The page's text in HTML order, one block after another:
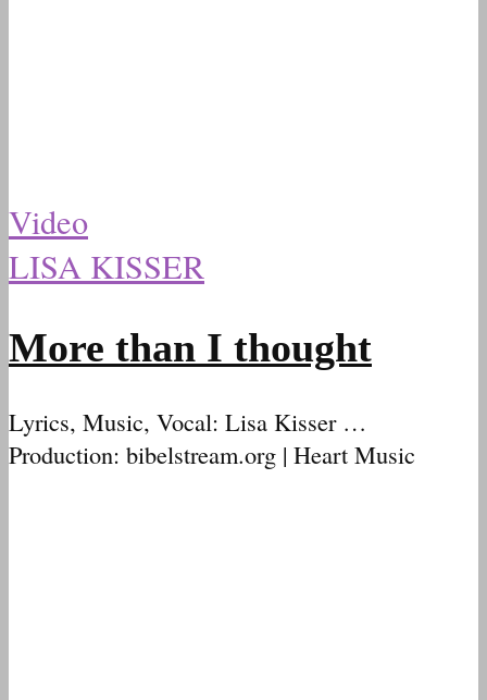
Video
LISA KISSER
More than I thought
Lyrics, Music, Vocal: Lisa Kisser …
Production: bibelstream.org | Heart Music